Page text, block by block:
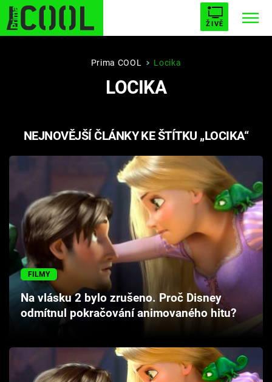
ŽIVĚ
STARHOUSE BUFFY, PŘEMOŽITELKA UPÍRŮ
AVENGERS 5
Filmy
Seriály
Hry
Cool Esport
Pořady
TV Program
Sledujte prima+
Prima COOL Locika
LOCIKA
NEJNOVĚJŠÍ ČLÁNKY KE ŠTÍTKU „LOCIKA“
FILMY
Na vlásku 2 bylo zrušeno. Proč Disney
odmítnul pokračování animovaného hitu?